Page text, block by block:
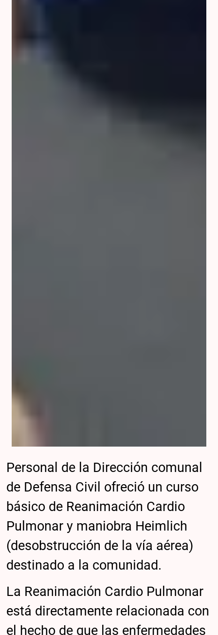
Personal de la Dirección comunal
de Defensa Civil ofreció un curso
básico de Reanimación Cardio
Pulmonar y maniobra Heimlich
(desobstrucción de la vía aérea)
destinado a la comunidad.
La Reanimación Cardio Pulmonar
está directamente relacionada con
el hecho de que las enfermedades